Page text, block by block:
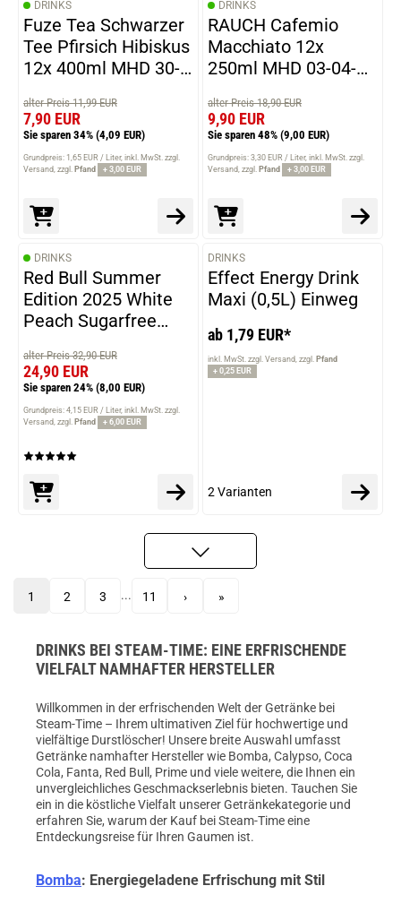
DRINKS
Fuze Tea Schwarzer
Tee Pfirsich Hibiskus
12x 400ml MHD 30-
alter Preis 11,99 EUR
7,90 EUR
Sie sparen 34% (4,09 EUR)
Grundpreis: 1,65 EUR / Liter inkl. MwSt. zzgl.
Versand zzgl. Pfand + 3,00 EUR
DRINKS
RAUCH Cafemio
Macchiato 12x
250ml MHD 03-04-
alter Preis 18,90 EUR
9,90 EUR
Sie sparen 48% (9,00 EUR)
Grundpreis: 3,30 EUR / Liter inkl. MwSt. zzgl.
Versand zzgl. Pfand + 3,00 EUR
DRINKS
Red Bull Summer
Edition 2025 White
Peach Sugarfree
250ml MHD 22-03-
2026
alter Preis 32,90 EUR
24,90 EUR
Sie sparen 24% (8,00 EUR)
Grundpreis: 4,15 EUR / Liter inkl. MwSt. zzgl.
Versand zzgl. Pfand + 6,00 EUR
VARIANTEN
DRINKS
Effect Energy Drink
Maxi (0,5L) Einweg
ab 1,79 EUR*
inkl. MwSt. zzgl. Versand zzgl. Pfand
+ 0,25 EUR
2 Varianten
1 2 3 ... 11 › »
DRINKS BEI STEAM-TIME: EINE ERFRISCHENDE
VIELFALT NAMHAFTER HERSTELLER
Willkommen in der erfrischenden Welt der Getränke bei
Steam-Time – Ihrem ultimativen Ziel für hochwertige und
vielfältige Durstlöscher! Unsere breite Auswahl umfasst
Getränke namhafter Hersteller wie Bomba, Calypso, Coca
Cola, Fanta, Red Bull, Prime und viele weitere, die Ihnen ein
unvergleichliches Geschmackserlebnis bieten. Tauchen Sie
ein in die köstliche Vielfalt unserer Getränkekategorie und
erfahren Sie, warum der Kauf bei Steam-Time eine
Entdeckungsreise für Ihren Gaumen ist.
Bomba: Energiegeladene Erfrischung mit Stil